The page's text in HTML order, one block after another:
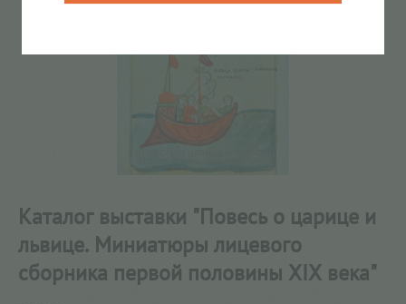
Каталог выставки "Повесь о царице и
львице. Миниатюры лицевого
сборника первой половины XIX века"